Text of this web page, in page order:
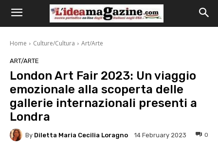
Home Culture/Cultura Art/Arte
ART/ARTE
London Art Fair 2023: Un viaggio
emozionale alla scoperta delle
gallerie internazionali presenti a
Londra
By Diletta Maria Cecilia Loragno 14 February 2023 0